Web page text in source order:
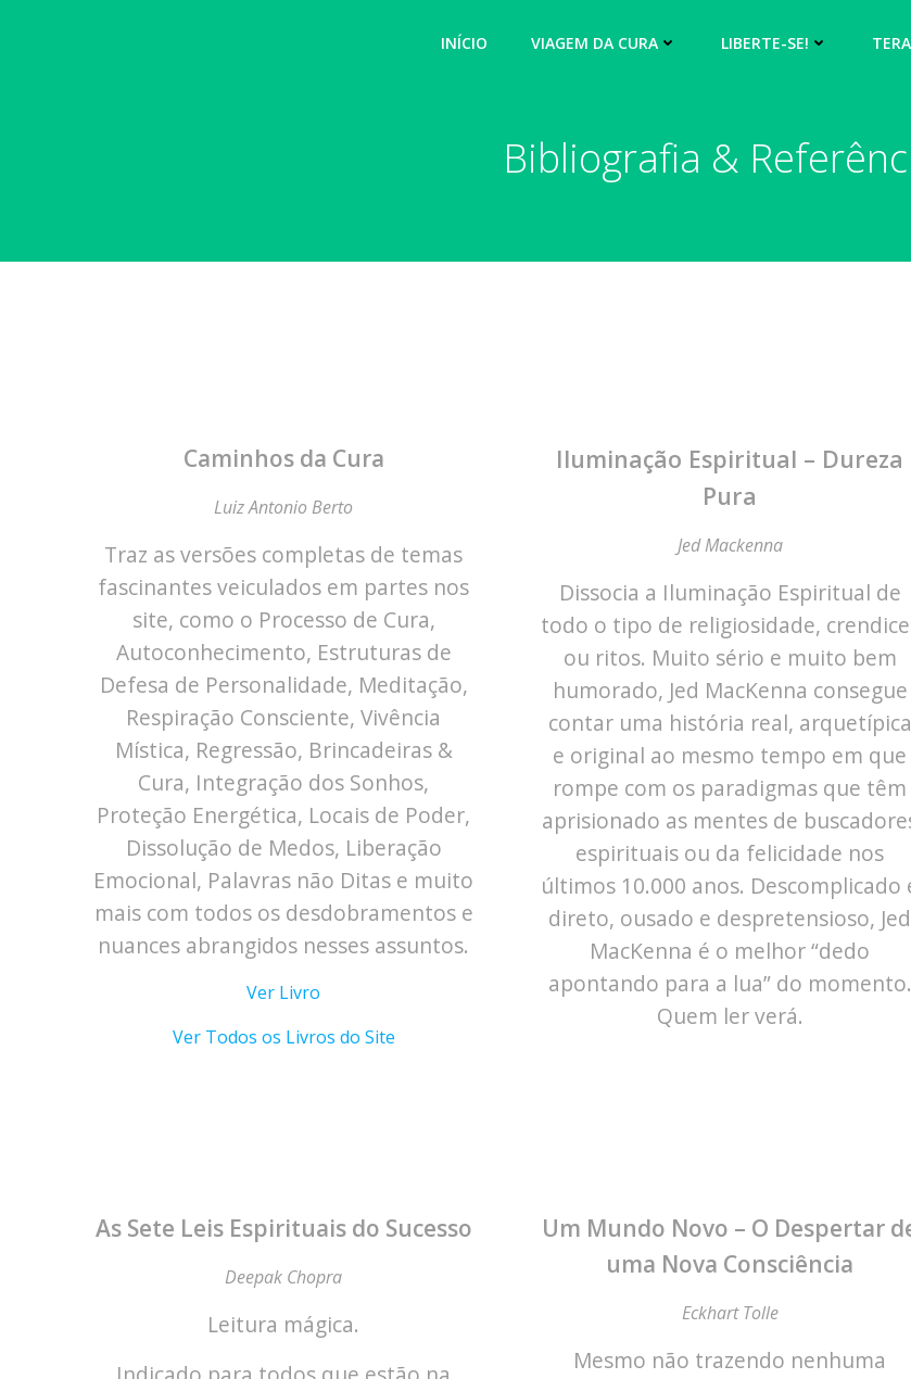
INÍCIO VIAGEM DA CURA LIBERTE-SE!
Bibliografia &
Caminhos da Cura
Luiz Antonio Berto
Traz as versões completas de temas
fascinantes veiculados em partes nos
site, como o Processo de Cura,
Autoconhecimento, Estruturas de
Defesa de Personalidade, Meditação,
Respiração Consciente, Vivência
Mística, Regressão, Brincadeiras &
Cura, Integração dos Sonhos,
Proteção Energética, Locais de Poder,
Dissolução de Medos, Liberação
Emocional, Palavras não Ditas e muito
mais com todos os desdobramentos e
nuances abrangidos nesses assuntos.
Ver Livro
Ver Todos os Livros do Site
Iluminação Espiritual – Dureza
Pura
Jed Mackenna
Dissocia a Iluminação Espiritual de
todo o tipo de religiosidade,
ou ritos. Muito sério e muito bem
humorado, Jed MacKenna consegue
contar uma história real, arquetípica
e original ao mesmo tempo em que
rompe com os paradigmas que têm
aprisionado as mentes de
espirituais ou da felicidade nos
últimos 10.000 anos. Descomplicado
direto, ousado e despretensioso, Jed
MacKenna é o melhor “dedo
apontando para a lua” do momento.
Quem ler verá.
As Sete Leis Espirituais do Sucesso
Deepak Chopra
Leitura mágica.
Um Mundo Novo – O Despertar
uma Nova Consciência
Eckhart Tolle
Mesmo não trazendo nenhuma